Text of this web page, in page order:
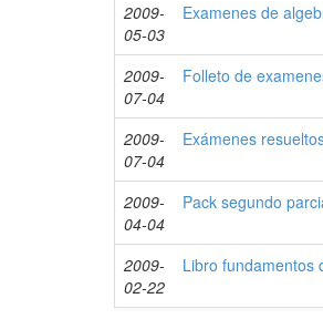
2009-
05-03
Examenes de
2009-
07-04
Folleto de
2009-
07-04
Exámenes
2009-
04-04
Pack segundo
2009-
02-22
Libro fundamentos